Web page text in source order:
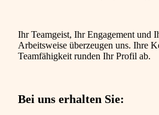
Ihr Teamgeist, Ihr Engagement und
Arbeitsweise überzeugen uns. Ihre
Teamfähigkeit runden Ihr Profil ab.
Bei uns erhalten Sie: